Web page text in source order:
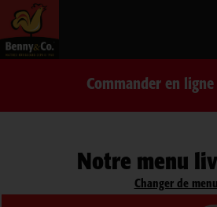
Commander en ligne
Notre menu
Changer de menu